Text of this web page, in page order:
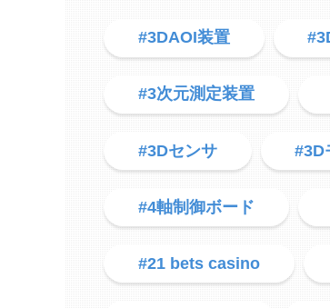
#3DAOI装置
#3次元測定装置
#3Dセンサ #3D
#4軸制御ボード
#21 bets casino